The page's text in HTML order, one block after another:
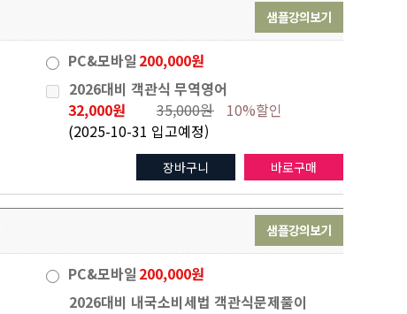
샘플강의보기
PC&모바일 200,000원
2026대비 객관식 무역영어
32,000원
35,000원
10%할인
(2025-10-31 입고예정)
바로구매
장바구니
샘플강의보기
PC&모바일 200,000원
2026대비 내국소비세법 객관식문제풀이